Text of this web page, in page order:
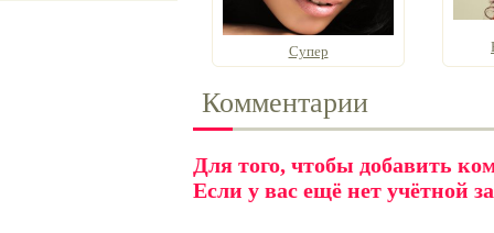
Супер
Комментарии
Для того, чтобы добавить
Если у вас ещё нет учётной